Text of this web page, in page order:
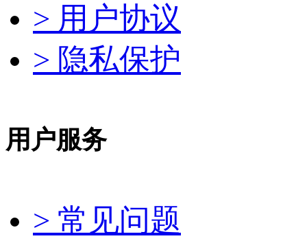
> 用户协议
> 隐私保护
用户服务
> 常见问题